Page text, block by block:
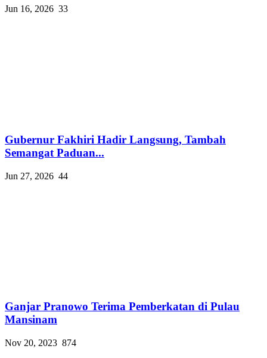
Jun 16, 2026 33
Gubernur Fakhiri Hadir Langsung, Tambah
Semangat Paduan...
Jun 27, 2026 44
Ganjar Pranowo Terima Pemberkatan di Pulau
Mansinam
Nov 20, 2023 874